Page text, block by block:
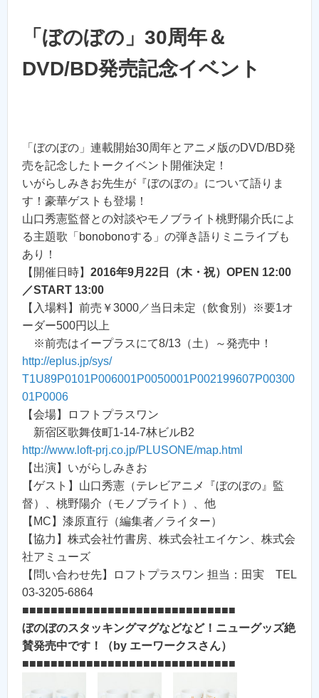
「ぼのぼの」30周年＆
DVD/BD発売記念イベント
「ぼのぼの」連載開始30周年とアニメ版のDVD/BD発
売を記念したトークイベント開催決定！
いがらしみきお先生が『ぼのぼの』について語りま
す！豪華ゲストも登場！
山口秀憲監督との対談やモノブライト桃野陽介氏によ
る主題歌「bonobonoする」の弾き語りミニライブも
あり！
【開催日時】 2016年9月22日（木・祝）OPEN 12:00
／START 13:00
【入場料】前売￥3000／当日未定（飲食別）※要1オ
ーダー500円以上
※前売はイープラスにて8/13（土）～発売中！
http://eplus.jp/sys/
T1U89P0101P006001P0050001P002199607P00300
01P0006
【会場】ロフトプラスワン
新宿区歌舞伎町1-14-7林ビルB2
http://www.loft-prj.co.jp/PLUSONE/map.html
【出演】いがらしみきお
【ゲスト】山口秀憲（テレビアニメ『ぼのぼの』監
督）、桃野陽介（モノブライト）、他
【MC】漆原直行（編集者／ライター）
【協力】株式会社竹書房、株式会社エイケン、株式会
社アミューズ
【問い合わせ先】ロフトプラスワン 担当：田実 TEL
03-3205-6864
■■■■■■■■■■■■■■■■■■■■■■■■■■■■■■
ぼのぼのスタッキングマグなどなど！ニューグッズ絶
賛発売中です！（by エーワークスさん）
■■■■■■■■■■■■■■■■■■■■■■■■■■■■■■